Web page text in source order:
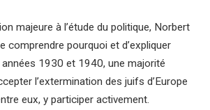
majeure à l’étude du politique, Norbert
comprendre pourquoi et d’expliquer
1930 et 1940, une majorité
l’extermination des juifs d’Europe
eux, y participer activement.